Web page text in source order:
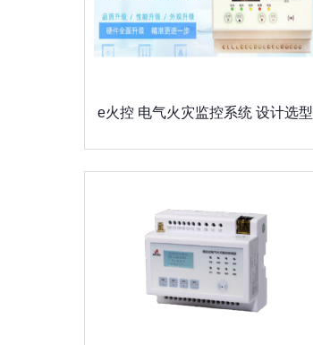
e火控 电气火灾监控系统 设计选型